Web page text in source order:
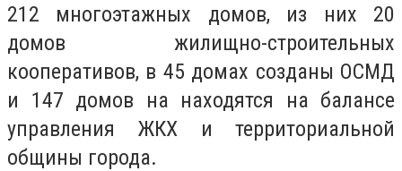
212 многоэтажных домов, из них 20
домов жилищно-строительных
кооперативов, в 45 домах созданы ОСМД
и 147 домов на находятся на балансе
управления ЖКХ и территориальной
общины города.